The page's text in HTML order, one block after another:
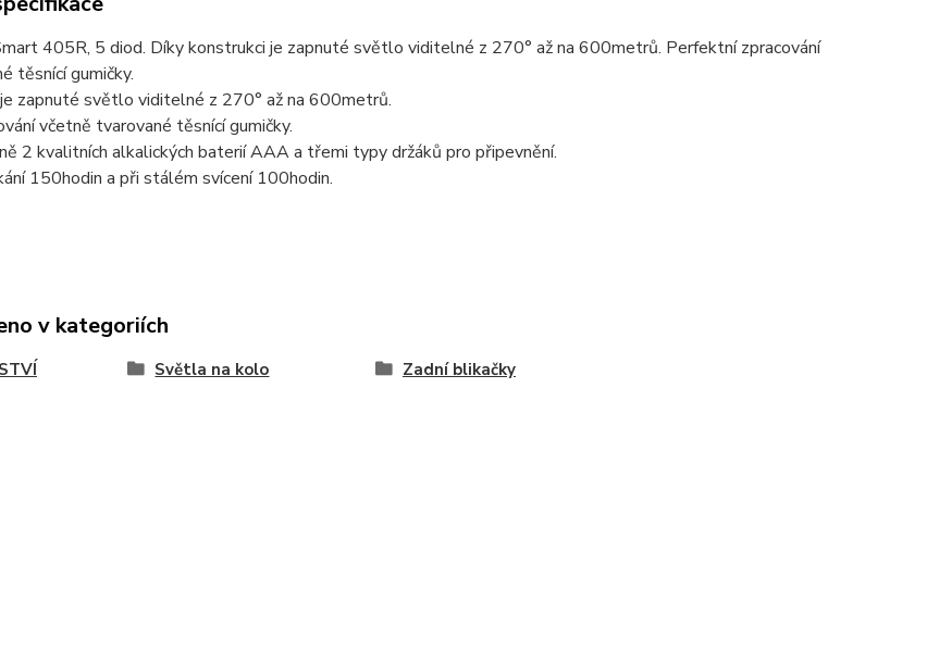
405R, 5 diod. Díky konstrukci je zapnuté světlo viditelné z 270° až na 600metrů. Perfektní zpracování
těsnící gumičky.
zapnuté světlo viditelné z 270° až na 600metrů.
včetně tvarované těsnící gumičky.
2 kvalitních alkalických baterií AAA a třemi typy držáků pro připevnění.
150hodin a při stálém svícení 100hodin.
v kategoriích
Světla na kolo Zadní blikačky